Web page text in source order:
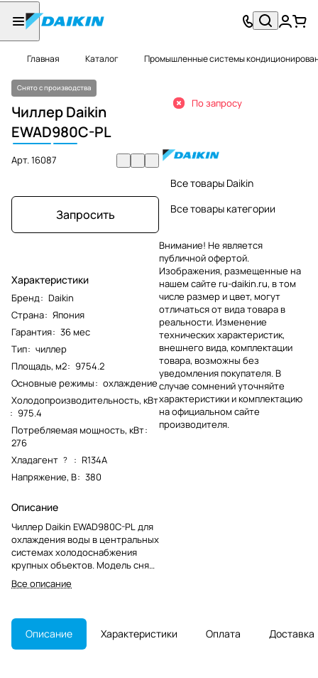
Главная Каталог Промышленные системы
Снято с производства
Чиллер Daikin
EWAD980C-PL
Арт.16087
Запросить
Характеристики
Бренд: Daikin
Страна: Япония
Гарантия: 36 мес
Тип: чиллер
Площадь, м2: 9754.2
Основные режимы: охлаждение
Холодопроизводительность, кВт
: 975.4
Потребляемая мощность, кВт:
276
Хладагент ? : R134A
Напряжение, В: 380
Описание
Чиллер Daikin EWAD980C-PL для
охлаждения воды в центральных
системах холодоснабжения
крупных объектов. Модель снята
с производства и подбирается с
учётом существующей обвязки.
Все описание
По запросу
Все товары Daikin
Все товары категории
Внимание! Не является
публичной офертой.
Изображения, размещенные на
нашем сайте ru-daikin.ru, в том
числе размер и цвет, могут
отличаться от вида товара в
реальности. Изменение
технических характеристик,
внешнего вида, комплектации
товара, возможны без
уведомления покупателя. В
случае сомнений уточняйте
характеристики и комплектацию
на официальном сайте
производителя.
Описание Характеристики Оплата Доставка